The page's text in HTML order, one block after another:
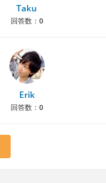
Taku
回答数： 0
Erik
回答数： 0